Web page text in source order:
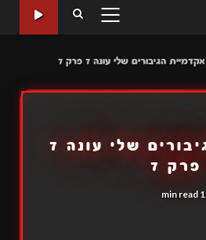
PRIMARY
אקדמיית הגיבורים שלי עונה 7 פרק 7
אקדמיית הגיבורים שלי עונה 7
פרק 7
1 min read